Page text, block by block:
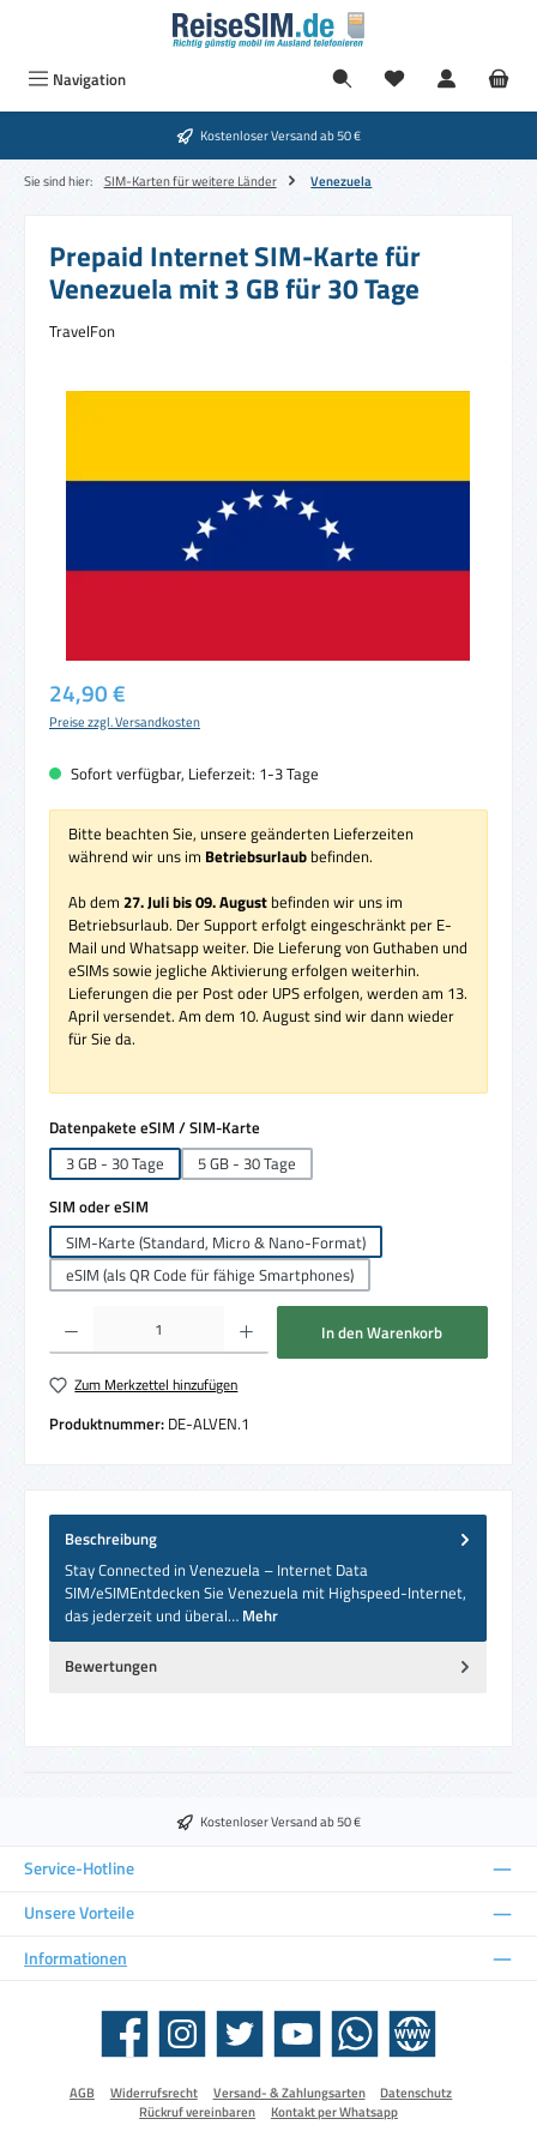
Zum Hauptinhalt springen
Navigation
Kostenloser Versand ab 50 €
Sie sind hier: SIM-Karten für weitere Länder Venezuela
Prepaid Internet SIM-Karte für
Venezuela mit 3 GB für 30 Tage
TravelFon
Regulärer Preis:
24,90 €
Preise zzgl. Versandkosten
Sofort verfügbar, Lieferzeit: 1-3 Tage
Bitte beachten Sie, unsere geänderten Lieferzeiten
während wir uns im Betriebsurlaub befinden.
Ab dem 27. Juli bis 09. August befinden wir uns im
Betriebsurlaub. Der Support erfolgt eingeschränkt per E-
Mail und Whatsapp weiter. Die Lieferung von Guthaben und
eSIMs sowie jegliche Aktivierung erfolgen weiterhin.
Lieferungen die per Post oder UPS erfolgen, werden am 13.
April versendet. Am dem 10. August sind wir dann wieder
für Sie da.
Datenpakete eSIM / SIM-Karte
3 GB - 30 Tage
5 GB - 30 Tage
SIM oder eSIM
SIM-Karte (Standard, Micro & Nano-Format)
eSIM (als QR Code für fähige Smartphones)
Produkt Anzahl: Gib den gewünschten Wert ein oder benutze die Schaltflächen um
In den Warenkorb
Zum Merkzettel hinzufügen
Produktnummer: DE-ALVEN.1
Beschreibung
Stay Connected in Venezuela – Internet Data
SIM/eSIMEntdecken Sie Venezuela mit Highspeed-Internet,
das jederzeit und überal… Mehr
Bewertungen
Kostenloser Versand ab 50 €
Service-Hotline
Unsere Vorteile
Informationen
Facebook Instagram Twitter YouTube WhatsApp Website
AGB Widerrufsrecht Versand- & Zahlungsarten
Datenschutz
Rückruf vereinbaren
Kontakt per Whatsapp